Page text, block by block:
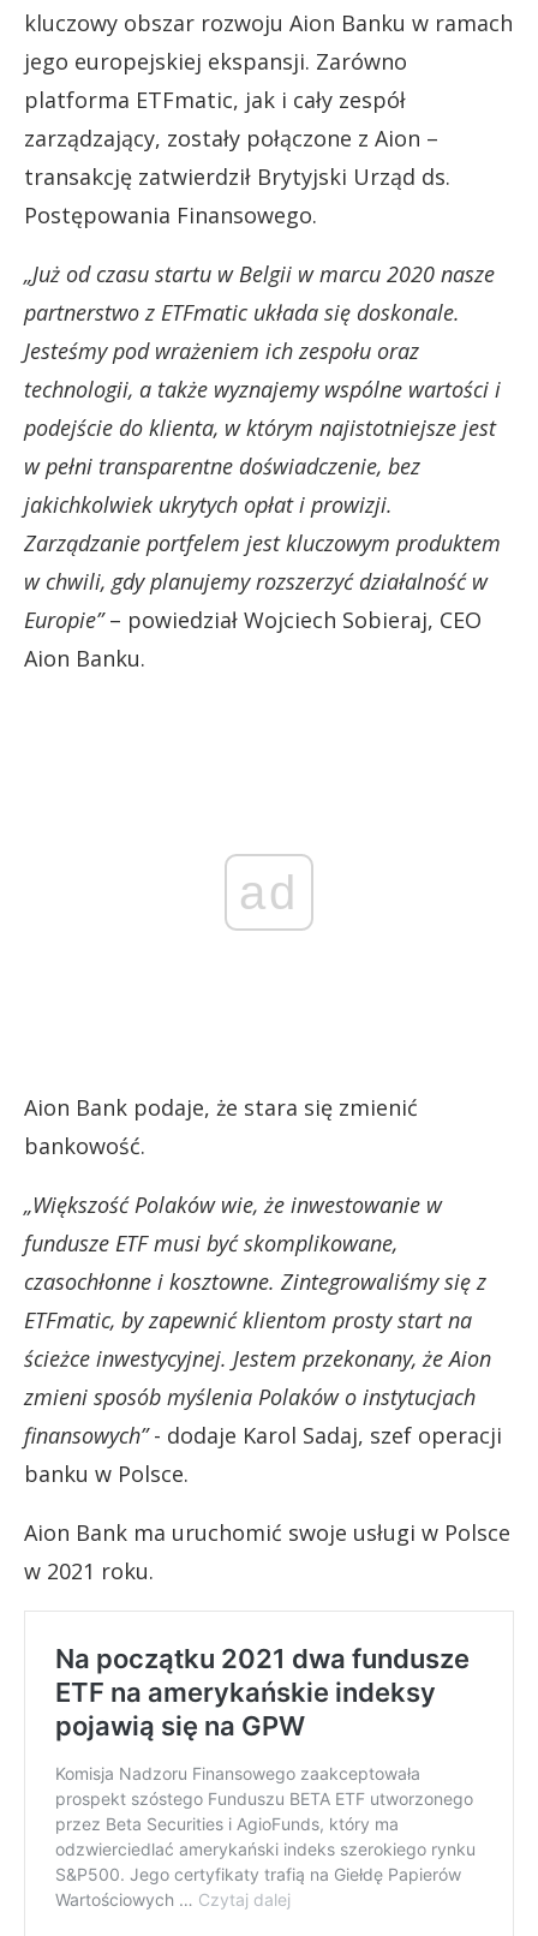
kluczowy obszar rozwoju Aion Banku w ramach
jego europejskiej ekspansji. Zarówno
platforma ETFmatic, jak i cały zespół
zarządzający, zostały połączone z Aion –
transakcję zatwierdził Brytyjski Urząd ds.
Postępowania Finansowego.
„Już od czasu startu w Belgii w marcu 2020 nasze
partnerstwo z ETFmatic układa się doskonale.
Jesteśmy pod wrażeniem ich zespołu oraz
technologii, a także wyznajemy wspólne wartości i
podejście do klienta, w którym najistotniejsze jest
w pełni transparentne doświadczenie, bez
jakichkolwiek ukrytych opłat i prowizji.
Zarządzanie portfelem jest kluczowym produktem
w chwili, gdy planujemy rozszerzyć działalność w
Europie”– powiedział Wojciech Sobieraj, CEO
Aion Banku.
ad
Aion Bank podaje, że stara się zmienić
bankowość.
„Większość Polaków wie, że inwestowanie w
fundusze ETF musi być skomplikowane,
czasochłonne i kosztowne. Zintegrowaliśmy się z
ETFmatic, by ​zapewnić klientom prosty start na
ścieżce inwestycyjnej. ​Jestem przekonany, że Aion
zmieni sposób myślenia Polaków o instytucjach
finansowych”​- dodaje Karol Sadaj, szef operacji
banku w Polsce.
Aion Bank ma uruchomić swoje usługi w Polsce
w 2021 roku.